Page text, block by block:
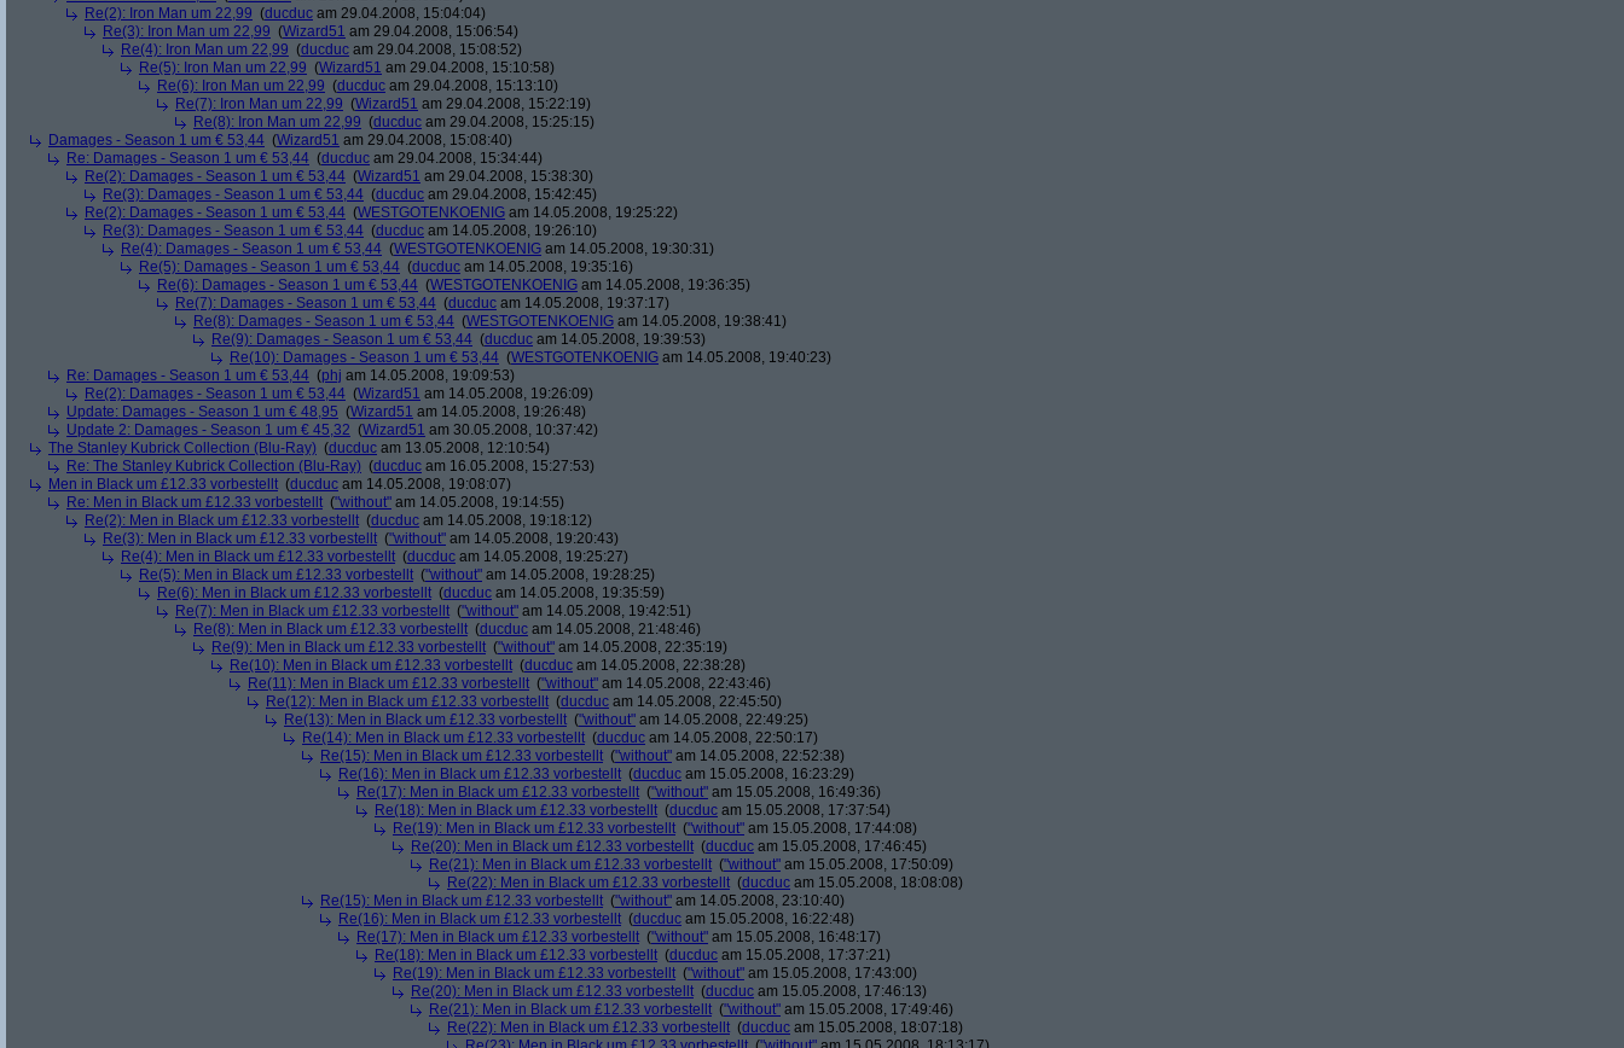
Re(2): Iron Man um 22,99 (ducduc am 29.04.2008, 15:04:04)
Re(3): Iron Man um 22,99 (Wizard51 am 29.04.2008, 15:06:54)
Re(4): Iron Man um 22,99 (ducduc am 29.04.2008, 15:08:52)
Re(5): Iron Man um 22,99 (Wizard51 am 29.04.2008, 15:10:58)
Re(6): Iron Man um 22,99 (ducduc am 29.04.2008, 15:13:10)
Re(7): Iron Man um 22,99 (Wizard51 am 29.04.2008, 15:22:19)
Re(8): Iron Man um 22,99 (ducduc am 29.04.2008, 15:25:15)
Damages - Season 1 um € 53,44 (Wizard51 am 29.04.2008, 15:08:40)
Re: Damages - Season 1 um € 53,44 (ducduc am 29.04.2008, 15:34:44)
Re(2): Damages - Season 1 um € 53,44 (Wizard51 am 29.04.2008, 15:38:30)
Re(3): Damages - Season 1 um € 53,44 (ducduc am 29.04.2008, 15:42:45)
Re(2): Damages - Season 1 um € 53,44 (WESTGOTENKOENIG am 14.05.2008, 19:25:22)
Re(3): Damages - Season 1 um € 53,44 (ducduc am 14.05.2008, 19:26:10)
Re(4): Damages - Season 1 um € 53,44 (WESTGOTENKOENIG am 14.05.2008, 19:30:31)
Re(5): Damages - Season 1 um € 53,44 (ducduc am 14.05.2008, 19:35:16)
Re(6): Damages - Season 1 um € 53,44 (WESTGOTENKOENIG am 14.05.2008, 19:36:35)
Re(7): Damages - Season 1 um € 53,44 (ducduc am 14.05.2008, 19:37:17)
Re(8): Damages - Season 1 um € 53,44 (WESTGOTENKOENIG am 14.05.2008, 19:38:41)
Re(9): Damages - Season 1 um € 53,44 (ducduc am 14.05.2008, 19:39:53)
Re(10): Damages - Season 1 um € 53,44 (WESTGOTENKOENIG am 14.05.2008, 19:40:23)
Re: Damages - Season 1 um € 53,44 (phj am 14.05.2008, 19:09:53)
Re(2): Damages - Season 1 um € 53,44 (Wizard51 am 14.05.2008, 19:26:09)
Update: Damages - Season 1 um € 48,95 (Wizard51 am 14.05.2008, 19:26:48)
Update 2: Damages - Season 1 um € 45,32 (Wizard51 am 30.05.2008, 10:37:42)
The Stanley Kubrick Collection (Blu-Ray) (ducduc am 13.05.2008, 12:10:54)
Re: The Stanley Kubrick Collection (Blu-Ray) (ducduc am 16.05.2008, 15:27:53)
Men in Black um £12.33 vorbestellt (ducduc am 14.05.2008, 19:08:07)
Re: Men in Black um £12.33 vorbestellt ("without" am 14.05.2008, 19:14:55)
Re(2): Men in Black um £12.33 vorbestellt (ducduc am 14.05.2008, 19:18:12)
Re(3): Men in Black um £12.33 vorbestellt ("without" am 14.05.2008, 19:20:43)
Re(4): Men in Black um £12.33 vorbestellt (ducduc am 14.05.2008, 19:25:27)
Re(5): Men in Black um £12.33 vorbestellt ("without" am 14.05.2008, 19:28:25)
Re(6): Men in Black um £12.33 vorbestellt (ducduc am 14.05.2008, 19:35:59)
Re(7): Men in Black um £12.33 vorbestellt ("without" am 14.05.2008, 19:42:51)
Re(8): Men in Black um £12.33 vorbestellt (ducduc am 14.05.2008, 21:48:46)
Re(9): Men in Black um £12.33 vorbestellt ("without" am 14.05.2008, 22:35:19)
Re(10): Men in Black um £12.33 vorbestellt (ducduc am 14.05.2008, 22:38:28)
Re(11): Men in Black um £12.33 vorbestellt ("without" am 14.05.2008, 22:43:46)
Re(12): Men in Black um £12.33 vorbestellt (ducduc am 14.05.2008, 22:45:50)
Re(13): Men in Black um £12.33 vorbestellt ("without" am 14.05.2008, 22:49:25)
Re(14): Men in Black um £12.33 vorbestellt (ducduc am 14.05.2008, 22:50:17)
Re(15): Men in Black um £12.33 vorbestellt ("without" am 14.05.2008, 22:52:38)
Re(16): Men in Black um £12.33 vorbestellt (ducduc am 15.05.2008, 16:23:29)
Re(17): Men in Black um £12.33 vorbestellt ("without" am 15.05.2008, 16:49:36)
Re(18): Men in Black um £12.33 vorbestellt (ducduc am 15.05.2008, 17:37:54)
Re(19): Men in Black um £12.33 vorbestellt ("without" am 15.05.2008, 17:44:08)
Re(20): Men in Black um £12.33 vorbestellt (ducduc am 15.05.2008, 17:46:45)
Re(21): Men in Black um £12.33 vorbestellt ("without" am 15.05.2008, 17:50:09)
Re(22): Men in Black um £12.33 vorbestellt (ducduc am 15.05.2008, 18:08:08)
Re(15): Men in Black um £12.33 vorbestellt ("without" am 14.05.2008, 23:10:40)
Re(16): Men in Black um £12.33 vorbestellt (ducduc am 15.05.2008, 16:22:48)
Re(17): Men in Black um £12.33 vorbestellt ("without" am 15.05.2008, 16:48:17)
Re(18): Men in Black um £12.33 vorbestellt (ducduc am 15.05.2008, 17:37:21)
Re(19): Men in Black um £12.33 vorbestellt ("without" am 15.05.2008, 17:43:00)
Re(20): Men in Black um £12.33 vorbestellt (ducduc am 15.05.2008, 17:46:13)
Re(21): Men in Black um £12.33 vorbestellt ("without" am 15.05.2008, 17:49:46)
Re(22): Men in Black um £12.33 vorbestellt (ducduc am 15.05.2008, 18:07:18)